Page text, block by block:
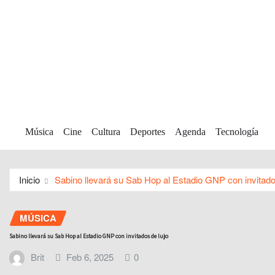
Música Cine Cultura Deportes Agenda Tecnología
Inicio Sabino llevará su Sab Hop al Estadio GNP con
MÚSICA
Sabino llevará su Sab Hop al Estadio GNP con invitados de lujo
Brit Feb 6, 2025 0